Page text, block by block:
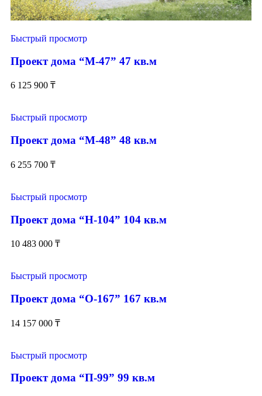
Быстрый просмотр
Проект дома “М-47” 47 кв.м
6 125 900 ₸
Быстрый просмотр
Проект дома “М-48” 48 кв.м
6 255 700 ₸
Быстрый просмотр
Проект дома “Н-104” 104 кв.м
10 483 000 ₸
Быстрый просмотр
Проект дома “О-167” 167 кв.м
14 157 000 ₸
Быстрый просмотр
Проект дома “П-99” 99 кв.м